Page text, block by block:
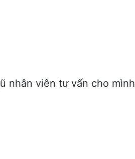
nhân viên tư vấn cho mình